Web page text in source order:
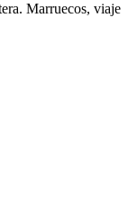
Marruecos, viaje